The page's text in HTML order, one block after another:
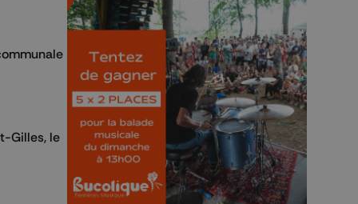
Gilles, le
🎁 Gagnez 5x2
places pour le
Bucolique Ferrières
Festival 🌿🎶
Concours valable jusqu'au 9 août,
23h59.